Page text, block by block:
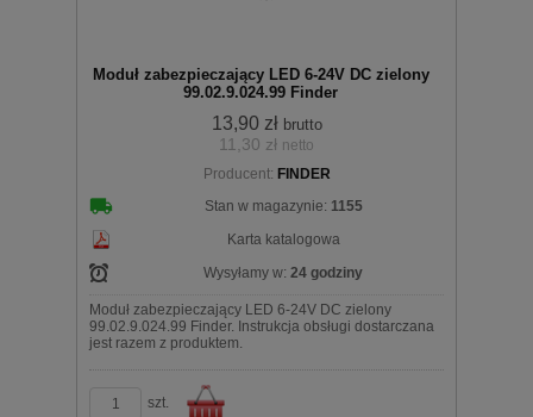
koszyka
Moduł zabezpieczający LED 6-24V DC zielony
99.02.9.024.99 Finder
13,90 zł brutto
11,30 zł netto
Producent: FINDER
Stan w magazynie: 1155
Karta katalogowa
Wysyłamy w: 24 godziny
Moduł zabezpieczający LED 6-24V DC zielony
99.02.9.024.99 Finder. Instrukcja obsługi dostarczana
jest razem z produktem.
szt.